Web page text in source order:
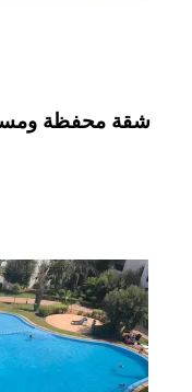
شقة محفظة